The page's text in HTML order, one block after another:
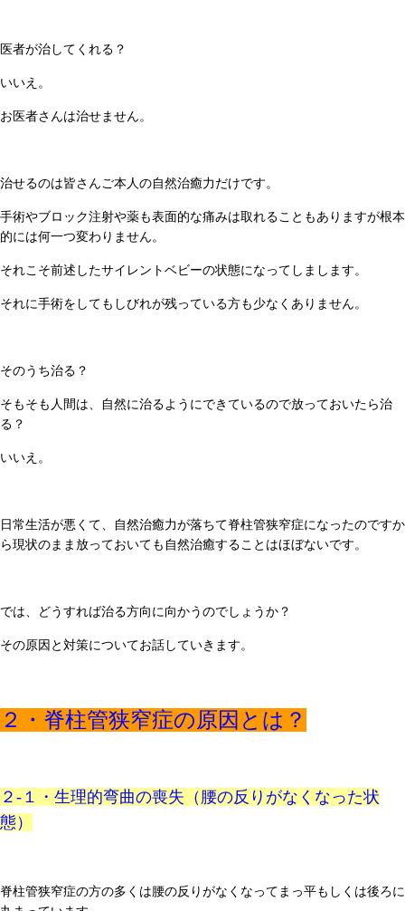
医者が治してくれる？
いいえ。
お医者さんは治せません。
治せるのは皆さんご本人の自然治癒力だけです。
手術やブロック注射や薬も表面的な痛みは取れることもありますが根本
的には何一つ変わりません。
それこそ前述したサイレントベビーの状態になってしまします。
それに手術をしてもしびれが残っている方も少なくありません。
そのうち治る？
そもそも人間は、自然に治るようにできているので放っておいたら治
る？
いいえ。
日常生活が悪くて、自然治癒力が落ちて脊柱管狭窄症になったのですか
ら現状のまま放っておいても自然治癒することはほぼないです。
では、どうすれば治る方向に向かうのでしょうか？
その原因と対策についてお話していきます。
２・脊柱管狭窄症の原因とは？
２-１・生理的弯曲の喪失（腰の反りがなくなった状
態）
脊柱管狭窄症の方の多くは腰の反りがなくなってまっ平もしくは後ろに